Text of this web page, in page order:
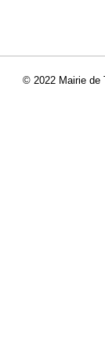
© 2022 Mairie de